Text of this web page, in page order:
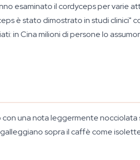
esaminato il cordyceps per varie
è stato dimostrato in studi clinici"
in Cina milioni di persone lo
una nota leggermente nocciolata
sopra il caffè come